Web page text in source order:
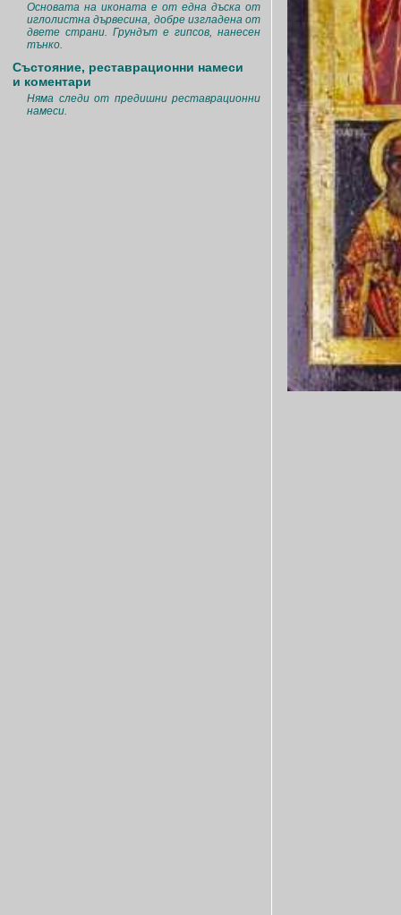
Основата на иконата е от една дъска от
иглолистна дървесина, добре изгладена от
двете страни. Грундът е гипсов, нанесен
тънко.
Състояние, реставрационни намеси
и коментари
Няма следи от предишни реставрационни
намеси.